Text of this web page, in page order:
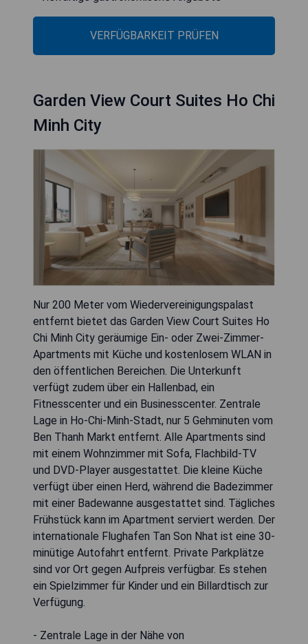
VERFÜGBARKEIT PRÜFEN
Garden View Court Suites Ho Chi
Minh City
Nur 200 Meter vom Wiedervereinigungspalast
entfernt bietet das Garden View Court Suites Ho
Chi Minh City geräumige Ein- oder Zwei-Zimmer-
Apartments mit Küche und kostenlosem WLAN in
den öffentlichen Bereichen. Die Unterkunft
verfügt zudem über ein Hallenbad, ein
Fitnesscenter und ein Businesscenter. Zentrale
Lage in Ho-Chi-Minh-Stadt, nur 5 Gehminuten vom
Ben Thanh Markt entfernt. Alle Apartments sind
mit einem Wohnzimmer mit Sofa, Flachbild-TV
und DVD-Player ausgestattet. Die kleine Küche
verfügt über einen Herd, während die Badezimmer
mit einer Badewanne ausgestattet sind. Tägliches
Frühstück kann im Apartment serviert werden. Der
internationale Flughafen Tan Son Nhat ist eine 30-
minütige Autofahrt entfernt. Private Parkplätze
sind vor Ort gegen Aufpreis verfügbar. Es stehen
ein Spielzimmer für Kinder und ein Billardtisch zur
Verfügung.
- Zentrale Lage in der Nähe von